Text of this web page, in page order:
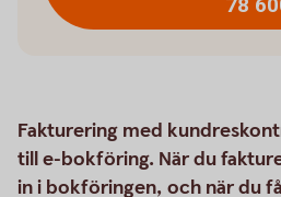
Fakturering med
till e-bokföring. När du
in i bokföringen, och när du